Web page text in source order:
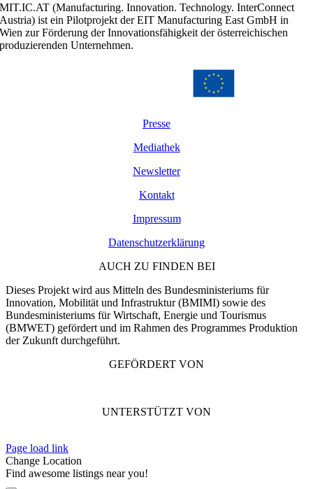
MIT.IC.AT (Manufacturing. Innovation. Technology. InterConnect
Austria) ist ein Pilotprojekt der EIT Manufacturing East GmbH in
Wien zur Förderung der Innovationsfähigkeit der österreichischen
produzierenden Unternehmen.
Presse
Mediathek
Newsletter
Kontakt
Impressum
Datenschutzerklärung
AUCH ZU FINDEN BEI
Dieses Projekt wird aus Mitteln des Bundesministeriums für
Innovation, Mobilität und Infrastruktur (BMIMI) sowie des
Bundesministeriums für Wirtschaft, Energie und Tourismus
(BMWET) gefördert und im Rahmen des Programmes Produktion
der Zukunft durchgeführt.
GEFÖRDERT VON
UNTERSTÜTZT VON
Page load link
Change Location
Find awesome listings near you!